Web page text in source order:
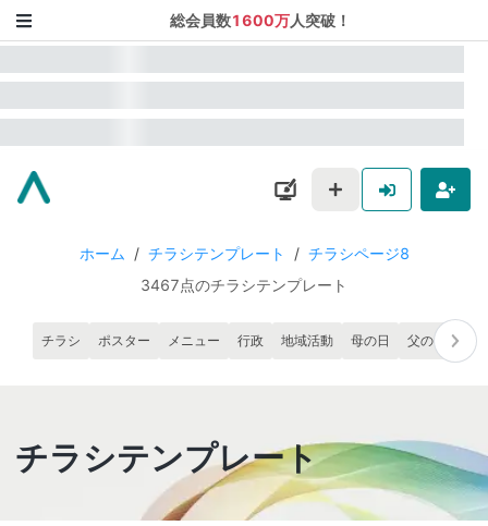
総会員数1600万人突破！
ホーム / チラシテンプレート / チラシページ8
3467点のチラシテンプレート
チラシ ポスター メニュー 行政 地域活動 母の日 父の日
チラシテンプレート